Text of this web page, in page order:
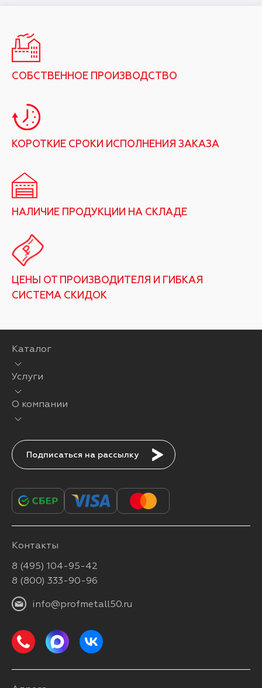
СОБСТВЕННОЕ ПРОИЗВОДСТВО
КОРОТКИЕ СРОКИ ИСПОЛНЕНИЯ ЗАКАЗА
НАЛИЧИЕ ПРОДУКЦИИ НА СКЛАДЕ
ЦЕНЫ ОТ ПРОИЗВОДИТЕЛЯ И ГИБКАЯ
СИСТЕМА СКИДОК
Каталог
Услуги
О компании
Подписаться
Контакты
8 (495) 104-95-42
8 (800) 333-90-96
info@profmetall50.ru